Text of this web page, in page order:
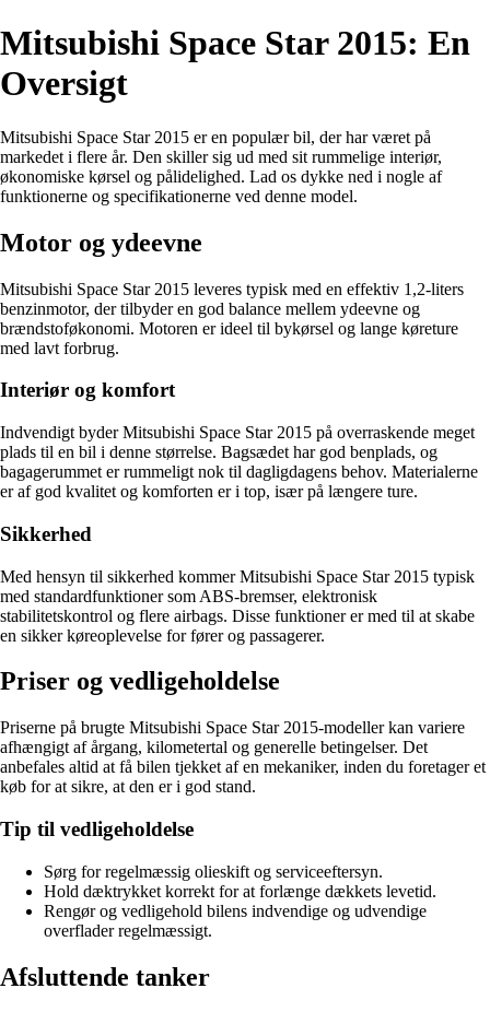
Mitsubishi Space Star 2015: En
Oversigt
Mitsubishi Space Star 2015 er en populær bil, der har været på
markedet i flere år. Den skiller sig ud med sit rummelige interiør,
økonomiske kørsel og pålidelighed. Lad os dykke ned i nogle af
funktionerne og specifikationerne ved denne model.
Motor og ydeevne
Mitsubishi Space Star 2015 leveres typisk med en effektiv 1,2-liters
benzinmotor, der tilbyder en god balance mellem ydeevne og
brændstoføkonomi. Motoren er ideel til bykørsel og lange køreture
med lavt forbrug.
Interiør og komfort
Indvendigt byder Mitsubishi Space Star 2015 på overraskende meget
plads til en bil i denne størrelse. Bagsædet har god benplads, og
bagagerummet er rummeligt nok til dagligdagens behov. Materialerne
er af god kvalitet og komforten er i top, især på længere ture.
Sikkerhed
Med hensyn til sikkerhed kommer Mitsubishi Space Star 2015 typisk
med standardfunktioner som ABS-bremser, elektronisk
stabilitetskontrol og flere airbags. Disse funktioner er med til at skabe
en sikker køreoplevelse for fører og passagerer.
Priser og vedligeholdelse
Priserne på brugte Mitsubishi Space Star 2015-modeller kan variere
afhængigt af årgang, kilometertal og generelle betingelser. Det
anbefales altid at få bilen tjekket af en mekaniker, inden du foretager et
køb for at sikre, at den er i god stand.
Tip til vedligeholdelse
Sørg for regelmæssig olieskift og serviceeftersyn.
Hold dæktrykket korrekt for at forlænge dækkets levetid.
Rengør og vedligehold bilens indvendige og udvendige
overflader regelmæssigt.
Afsluttende tanker